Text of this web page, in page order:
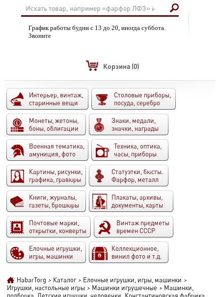
График работы будни с 13 до 20, иногда суббота.
Звоните
Корзина (0)
Интерьер, винтаж,
старинные вещи
Столовые приборы,
посуда, серебро
Монеты, жетоны,
боны, облигации
Знаки, медали,
значки, награды
Военная тематика,
амуниция, фото
Техника, оптика,
часы, приборы
Картины, рисунки,
графика, гравюры
Статуэтки, бюсты.
Фарфор, металл
Книги, журналы,
газеты, брошюры
Плакаты, архивы,
документы, карты
Почтовые марки,
открытки, конверты
Винтаж предметы
времен СССР
Елочные игрушки,
игры, машинки
Коллекционное,
винил фото и т.д.
HabarTorg > Каталог > Елочные игрушки, игры, машинки >
Игрушки, настольные игры > Машинки игрушечные > Машинки,
подборка. Детские игрушки, человечки. Константиновская фабрика.